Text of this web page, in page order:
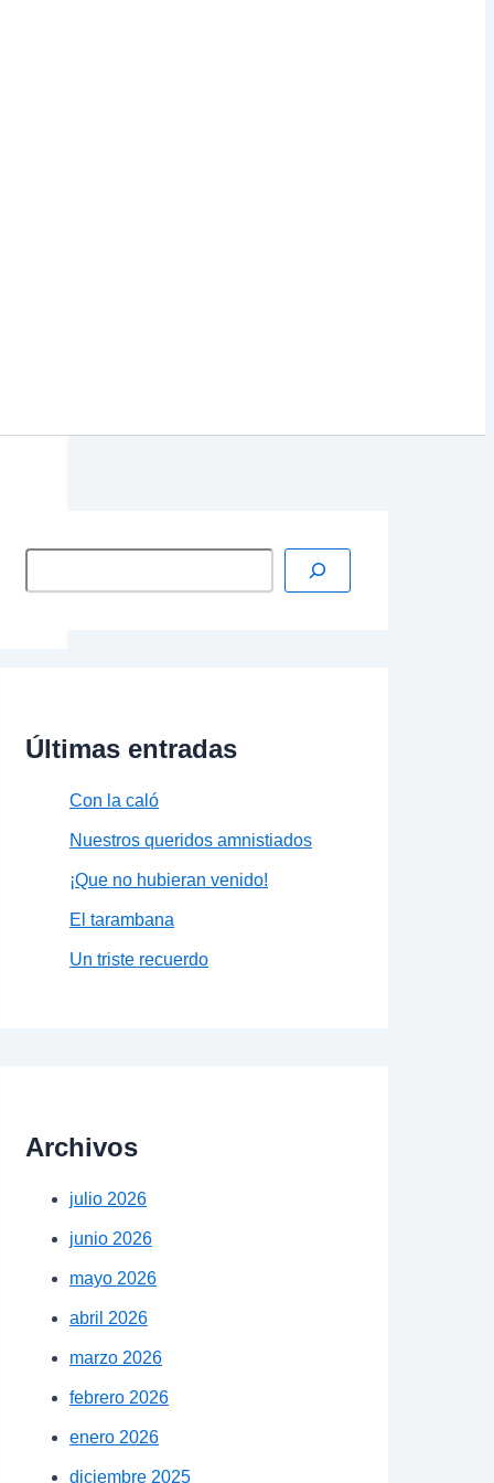
Últimas entradas
Con la caló
Nuestros queridos amnistiados
¡Que no hubieran venido!
El tarambana
Un triste recuerdo
Archivos
julio 2026
junio 2026
mayo 2026
abril 2026
marzo 2026
febrero 2026
enero 2026
diciembre 2025